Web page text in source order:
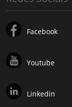
Facebook
Youtube
Linkedin